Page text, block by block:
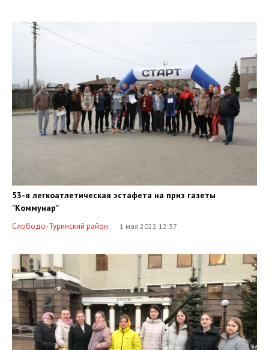
53-я легкоатлетическая эстафета на приз газеты
"Коммунар"
Слободо-Туринский район 1 мая 2022 12:37